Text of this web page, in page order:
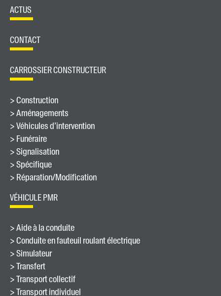
ACTUS
CONTACT
CARROSSIER CONSTRUCTEUR
> Construction
> Aménagements
> Véhicules d’intervention
> Funéraire
> Signalisation
> Spécifique
> Réparation/Modification
VÉHICULE PMR
> Aide à la conduite
> Conduite en fauteuil roulant électrique
> Simulateur
> Transfert
> Transport collectif
> Transport individuel